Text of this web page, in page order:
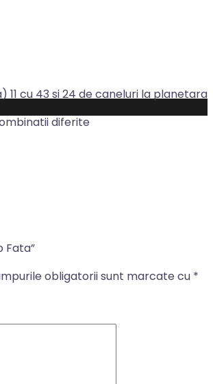
cu 43 si 24 de caneluri la planetara
diferite
Fata”
obligatorii sunt marcate cu *